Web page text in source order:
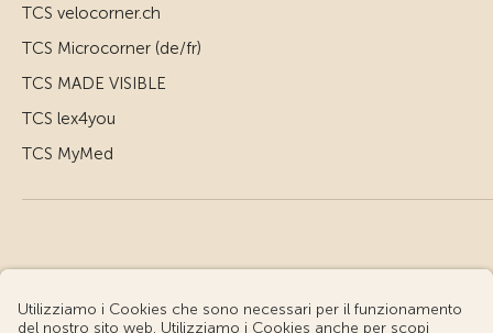
TCS velocorner.ch
TCS Microcorner (de/fr)
TCS MADE VISIBLE
TCS lex4you
TCS MyMed